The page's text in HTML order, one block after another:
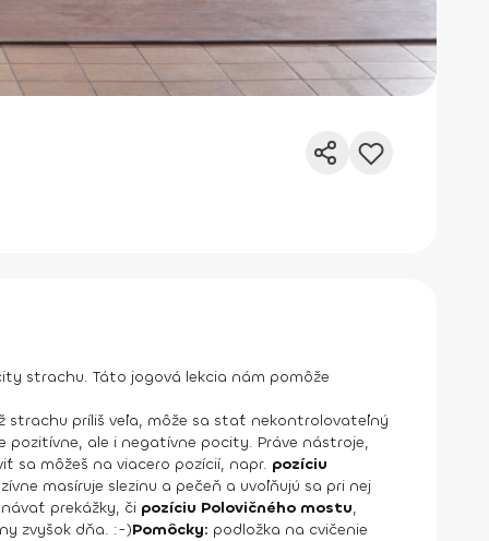
strachu. Táto jogová lekcia nám pomôže
príliš veľa, môže sa stať nekontrolovateľný
ale i negatívne pocity. Práve nástroje,
sa môžeš na viacero pozícií, napr. pozíciu
masíruje slezinu a pečeň a uvoľňujú sa pri nej
prekážky, či pozíciu Polovičného mostu,
zvyšok dňa. :-)Pomôcky: podložka na cvičenie